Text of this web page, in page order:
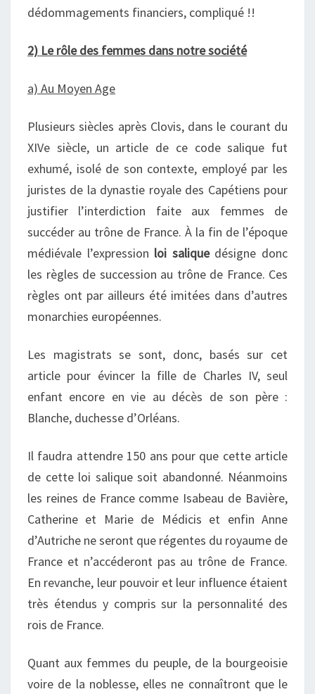
dédommagements financiers, compliqué !!
2) Le rôle des femmes dans notre société
a) Au Moyen Age
Plusieurs siècles après Clovis, dans le courant du
XIVe siècle, un article de ce code salique fut
exhumé, isolé de son contexte, employé par les
juristes de la dynastie royale des Capétiens pour
justifier l’interdiction faite aux femmes de
succéder au trône de France. À la fin de l’époque
médiévale l’expression loi saliquedésigne donc
les règles de succession au trône de France. Ces
règles ont par ailleurs été imitées dans d’autres
monarchies européennes.
Les magistrats se sont, donc, basés sur cet
article pour évincer la fille de Charles IV, seul
enfant encore en vie au décès de son père :
Blanche, duchesse d’Orléans.
Il faudra attendre 150 ans pour que cette article
de cette loi salique soit abandonné. Néanmoins
les reines de France comme Isabeau de Bavière,
Catherine et Marie de Médicis et enfin Anne
d’Autriche ne seront que régentes du royaume de
France et n’accéderont pas au trône de France.
En revanche, leur pouvoir et leur influence étaient
très étendus y compris sur la personnalité des
rois de France.
Quant aux femmes du peuple, de la bourgeoisie
voire de la noblesse, elles ne connaîtront que le